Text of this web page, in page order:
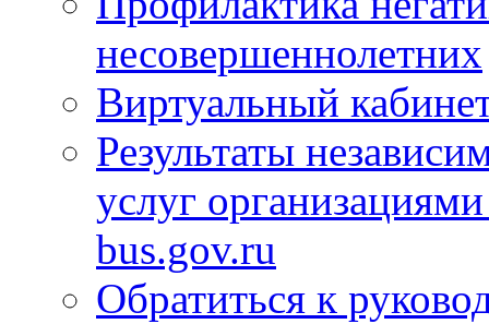
несовершеннолетних
Виртуальный
Результаты
услуг
bus.gov.ru
Обратиться к